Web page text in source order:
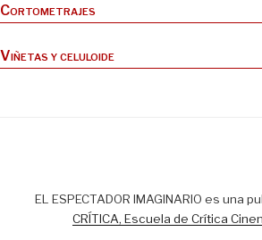
Cortometrajes
Viñetas y celuloide
EL ESPECTADOR IMAGINARIO es una
CRÍTICA, Escuela de Crítica